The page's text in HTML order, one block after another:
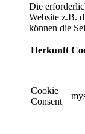
Die
Website z.B.
können die
Herkunft
Cookie
Consent